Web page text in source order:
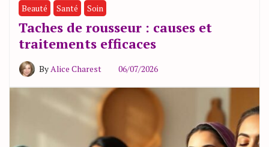
Beauté Santé Soin
Taches de rousseur : causes et
traitements efficaces
By Alice Charest 06/07/2026